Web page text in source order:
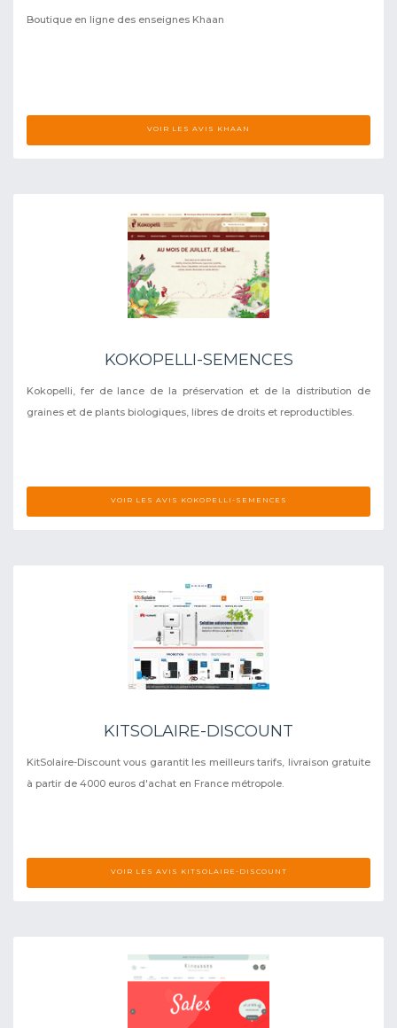
Boutique en ligne des enseignes Khaan
VOIR LES AVIS KHAAN
KOKOPELLI-SEMENCES
Kokopelli, fer de lance de la préservation et de la distribution de
graines et de plants biologiques, libres de droits et reproductibles.
VOIR LES AVIS KOKOPELLI-SEMENCES
KITSOLAIRE-DISCOUNT
KitSolaire-Discount vous garantit les meilleurs tarifs, livraison gratuite
à partir de 4000 euros d'achat en France métropole.
VOIR LES AVIS KITSOLAIRE-DISCOUNT